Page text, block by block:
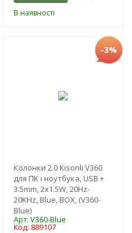
В наявності
-3%
Колонки 2.0 Kisonli V360
для ПК і ноутбука, USB +
3.5mm, 2x1.5W, 20Hz-
20KHz, Blue, BOX, (V360-
Blue)
Арт: V360-Blue
Код: 889107